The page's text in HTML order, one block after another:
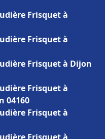
Frisquet à
Frisquet à
Frisquet à Dijon
Frisquet à
04160
Frisquet à